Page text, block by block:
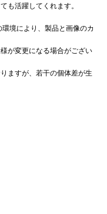
も活躍してくれます。
境により、製品と画像のカ
が変更になる場合がござい
ますが、若干の個体差が生